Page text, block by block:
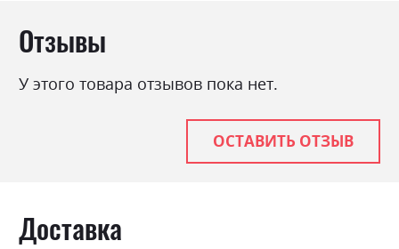
Отзывы
У этого товара отзывов пока нет.
ОСТАВИТЬ ОТЗЫВ
Доставка